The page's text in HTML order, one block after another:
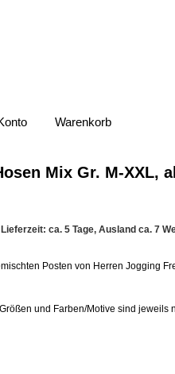
Warenkorb
Mix Gr. M-XXL,
ca. 5 Tage, Ausland ca. 7
Posten von Herren Jogging
und Farben/Motive sind jeweils